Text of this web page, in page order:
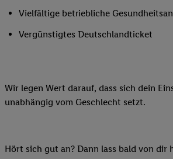
Vielfältige betriebliche
Vergünstigtes Deutschlandticket
Wir legen Wert darauf, dass sich dein
unabhängig vom Geschlecht setzt.
Hört sich gut an? Dann lass bald von dir